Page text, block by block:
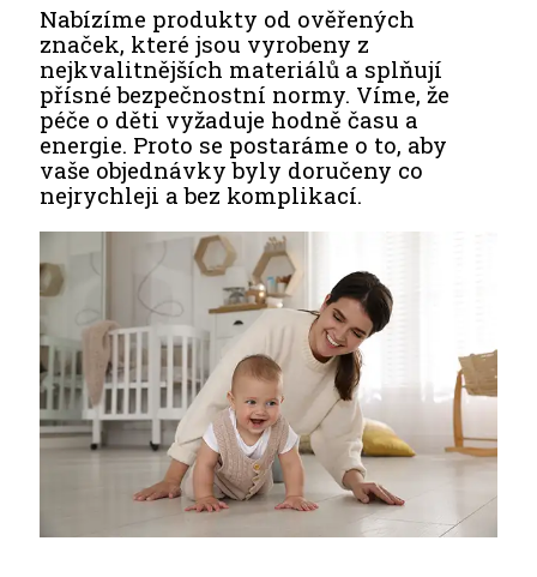
Nabízíme produkty od ověřených
značek, které jsou vyrobeny z
nejkvalitnějších materiálů a splňují
přísné bezpečnostní normy. Víme, že
péče o děti vyžaduje hodně času a
energie. Proto se postaráme o to, aby
vaše objednávky byly doručeny co
nejrychleji a bez komplikací.